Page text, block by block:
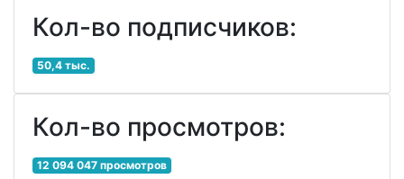
Кол-во подписчиков:
50,4 тыс.
Кол-во просмотров:
12 094 047 просмотров